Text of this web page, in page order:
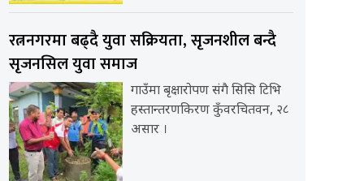
रत्ननगरमा बढ्दै युवा सक्रियता, सृजनशील बन्दै
सृजनसिल युवा समाज
गाउँमा बृक्षारोपण संगै सिसि टिभि
हस्तान्तरणकिरण कुँवरचितवन, २८
असार ।